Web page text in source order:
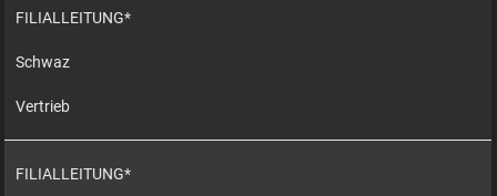
FILIALLEITUNG*
Schwaz
Vertrieb
FILIALLEITUNG*